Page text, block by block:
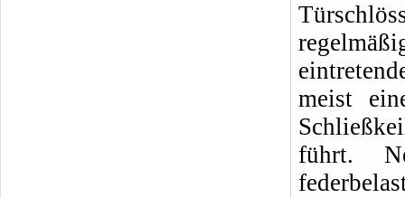
meist
führt.